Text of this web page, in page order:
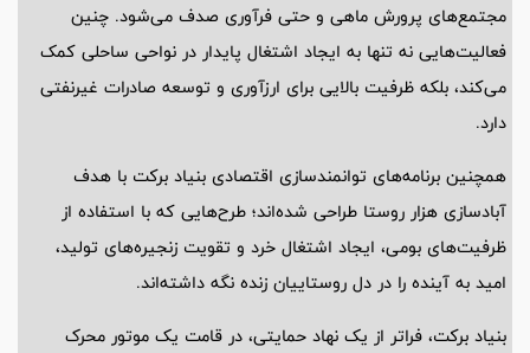
مجتمع‌های پرورش ماهی و حتی فرآوری صدف می‌شود. چنین
فعالیت‌هایی نه تنها به ایجاد اشتغال پایدار در نواحی ساحلی کمک
می‌کند، بلکه ظرفیت بالایی برای ارزآوری و توسعه صادرات غیرنفتی
دارد.
همچنین برنامه‌های توانمندسازی اقتصادی بنیاد برکت با هدف
آبادسازی هزار روستا طراحی شده‌اند؛ طرح‌هایی که با استفاده از
ظرفیت‌های بومی، ایجاد اشتغال خرد و تقویت زنجیره‌های تولید،
امید به آینده را در دل روستاییان زنده نگه داشته‌اند.
بنیاد برکت، فراتر از یک نهاد حمایتی، در قامت یک موتور محرک